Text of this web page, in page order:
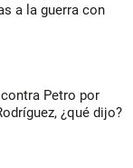
a la guerra con
Petro por
¿qué dijo?